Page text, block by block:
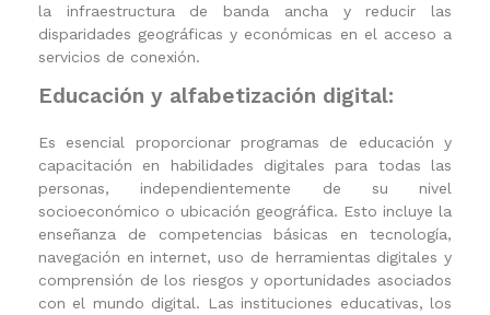
la infraestructura de banda ancha y reducir las
disparidades geográficas y económicas en el acceso a
servicios de conexión.
Educación y alfabetización digital:
Es esencial proporcionar programas de educación y
capacitación en habilidades digitales para todas las
personas, independientemente de su nivel
socioeconómico o ubicación geográfica. Esto incluye la
enseñanza de competencias básicas en tecnología,
navegación en internet, uso de herramientas digitales y
comprensión de los riesgos y oportunidades asociados
con el mundo digital. Las instituciones educativas, los